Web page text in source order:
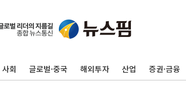
사회 글로벌·중국 해외투자 산업 증권·금융
보훈부, 미 DPAA와 MOU… "6·25 미군 실종자
李 "해남 태양광, 대한민국 다음 100년 밑거름…수